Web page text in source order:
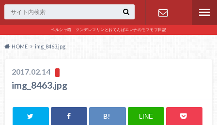
ペルシャ猫 ツンデレマリンとおてんばエレナのモフモフ日記
お問い合わ
HOME img_8463.jpg
2017.02.14
img_8463.jpg
LINE